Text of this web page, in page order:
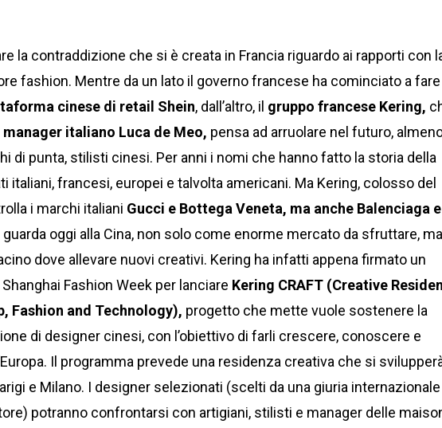
la contraddizione che si è creata in Francia riguardo ai rapporti con
fashion. Mentre da un lato il governo francese ha cominciato a fare
cinese di retail Shein, dall’altro, il gruppo francese Kering,
manager italiano Luca de Meo, pensa ad arruolare nel futuro,
di punta, stilisti cinesi. Per anni i nomi che hanno fatto la storia della
italiani, francesi, europei e talvolta americani. Ma Kering, colosso del
i marchi italiani Gucci e Bottega Veneta, ma anche Balenciaga e
guarda oggi alla Cina, non solo come enorme mercato da sfruttare, ma
dove allevare nuovi creativi. Kering ha infatti appena firmato un
Fashion Week per lanciare Kering CRAFT (Creative
Fashion and Technology), progetto che mette vuole sostenere la
di designer cinesi, con l’obiettivo di farli crescere, conoscere e
Il programma prevede una residenza creativa che si
e Milano. I designer selezionati (scelti da una giuria
potranno confrontarsi con artigiani, stilisti e manager delle